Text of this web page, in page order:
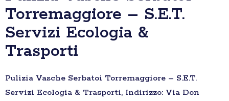
Torremaggiore – S.E.T.
Servizi Ecologia &
Trasporti
Pulizia Vasche Serbatoi Torremaggiore – S.E.T.
Servizi Ecologia & Trasporti, Indirizzo: Via Don